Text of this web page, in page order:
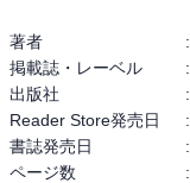
著者
:
掲載誌・レーベル
:
出版社
:
Reader Store発売日
:
書誌発売日
:
ページ数
: